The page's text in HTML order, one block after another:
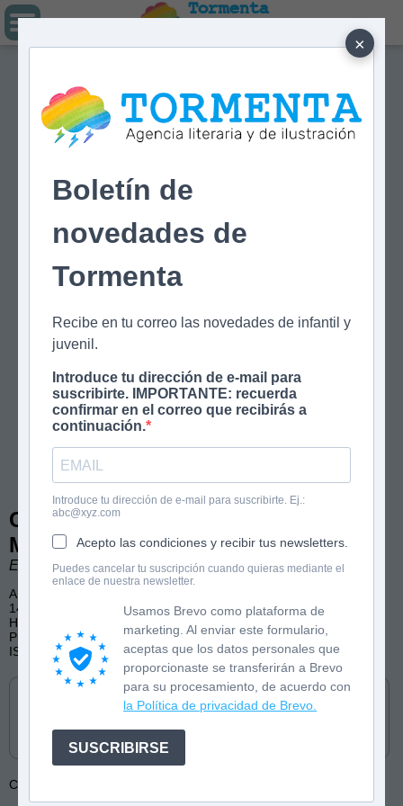
×
Boletín de
novedades de
Tormenta
Recibe en tu correo las novedades de infantil y
juvenil.
Introduce tu dirección de e-mail para
suscribirte. IMPORTANTE: recuerda
confirmar en el correo que recibirás a
continuación.
Introduce tu dirección de e-mail para suscribirte. Ej.:
abc@xyz.com
Acepto las condiciones y recibir tus newsletters.
Puedes cancelar tu suscripción cuando quieras mediante el
enlace de nuestra newsletter.
Usamos Brevo como plataforma de
marketing. Al enviar este formulario,
aceptas que los datos personales que
proporcionaste se transferirán a Brevo
para su procesamiento, de acuerdo con
la Política de privacidad de Brevo.
SUSCRIBIRSE
Tormenta
Cómo sobrevivir a... la II Guerra
Mundial
El Fisgón Histórico
A partir de 8 años
144 páginas, color
Historia, Curiosidades, Biografías
Publicado por Edebé (castellano y catalán)
ISBN: 9788468370620
Cómpralo en
Colección: